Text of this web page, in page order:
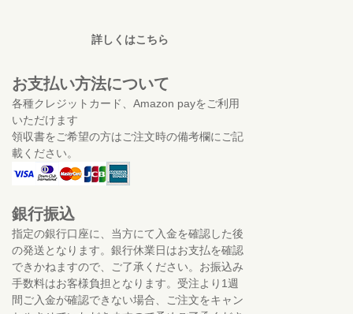
詳しくはこちら
お支払い方法について
各種クレジットカード、Amazon payをご利用
いただけます
領収書をご希望の方はご注文時の備考欄にご記
載ください。
銀行振込
指定の銀行口座に、当方にて入金を確認した後
の発送となります。銀行休業日はお支払を確認
できかねますので、ご了承ください。お振込み
手数料はお客様負担となります。受注より1週
間ご入金が確認できない場合、ご注文をキャン